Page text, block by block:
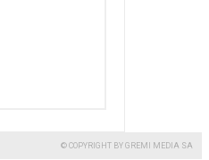
© COPYRIGHT BY GREMI MEDIA SA